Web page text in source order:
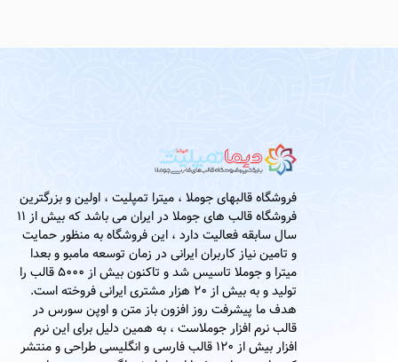
فروشگاه قالبهای جوملا ، میترا تمپلیت ، اولین و بزرگترین
فروشگاه قالب های جوملا در ایران می باشد که بیش از 11
سال سابقه فعالیت دارد ، این فروشگاه به منظور حمایت
و تامین نیاز کاربران ایرانی در زمان توسعه مامبو و بعدا
میترا و جوملا تاسیس شد و تاکنون بیش از 5000 قالب را
تولید و به بیش از 20 هزار مشتری ایرانی فروخته است.
هدف ما پیشرفت روز افزون باز متن و اوپن سورس در
قالب نرم افزار جوملاست ، به همین دلیل برای این نرم
افزار بیش از 120 قالب فارسی و انگلیسی طراحی و منتشر